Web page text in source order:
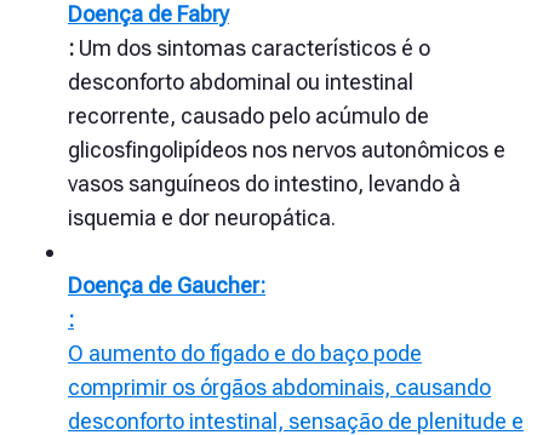
Doença de Fabry
: Um dos sintomas característicos é o
desconforto abdominal ou intestinal
recorrente, causado pelo acúmulo de
glicosfingolipídeos nos nervos autonômicos e
vasos sanguíneos do intestino, levando à
isquemia e dor neuropática.
Doença de Gaucher:
:
O aumento do fígado e do baço pode
comprimir os órgãos abdominais, causando
desconforto intestinal, sensação de plenitude e